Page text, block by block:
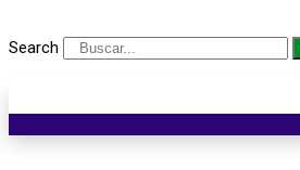
Search